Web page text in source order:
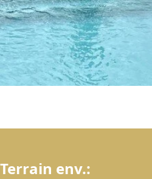
Terrain env.: